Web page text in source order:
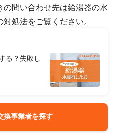
の問い合わせ先は給湯器の水
対処法をご覧ください。
る？失敗し
換事業者を探す